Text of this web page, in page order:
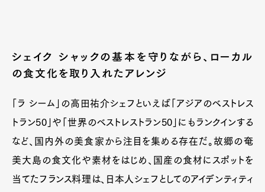
シェイク シャックの基本を守りながら、ローカル
の食文化を取り入れたアレンジ
「ラ シーム」の高田祐介シェフといえば「アジアのベストレス
トラン50」や「世界のベストレストラン50」にもランクインする
など、国内外の美食家から注目を集める存在だ。故郷の奄
美大島の食文化や素材をはじめ、国産の食材にスポットを
当てたフランス料理は、日本人シェフとしてのアイデンティティ